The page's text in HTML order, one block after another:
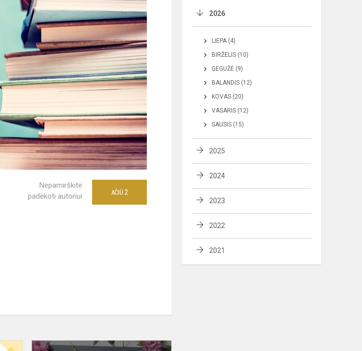
Nepamirškite
padėkoti autoriui
AČIŪ 2
Sveikiname
Sveikiname
2026
LIEPA (4)
BIRŽELIS (10)
GEGUŽĖ (9)
BALANDIS (12)
KOVAS (20)
VASARIS (12)
SAUSIS (15)
2025
2024
2023
2022
2021